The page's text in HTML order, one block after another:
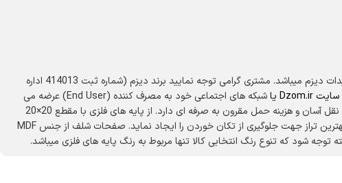
شلف ایستاده سه طبقه دیزم DZom مدل مونتاژی SLF_100×100_LIGHT محصولی مونتاژی، سبک، شیک و در عین حال جذاب و کارآمد از سری تولیدات دیزم میباشد. مشتری گرامی توجه نمایید برند دیزم (شماره ثبت 414013 اداره
سایت Dzom.ir یا
شبکه های اجتماعی خود به مصرف کننده (End User) عرضه می
نماید. لطفا از خرید کالای تقلبی از سایر فروشندگان خودداری فرمایید. این محصول بصورت سلف اسمبل (مونتاژی) تولید شده است. این شلف حمل و نقل آسان و هزینه حمل مقرون به صرفه ای دارد. از پایه های فلزی با مقطع 20×20
میلیمتر و رنگ رویه الکترواستاتیک با ماندگاری و دوام بالا ساخته شده است. همچنین پایه های پیچی، قابلیت تنظیم نسبت به سطح زمین را دارد تا بهترین تراز جهت جلوگیری از تکان خوردن را ایجاد نماید. صفحات شلف از جنس MDF